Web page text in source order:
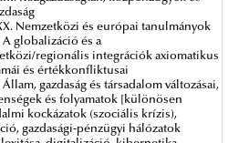
Nemzetközi és európai tanulmányok
A globalizáció és a
regionális integrációk axiomatikus
és értékkonfliktusai
Állam, gazdaság és társadalom változásai,
és folyamatok [különösen
kockázatok (szociális krízis),
gazdasági-pénzügyi hálózatok